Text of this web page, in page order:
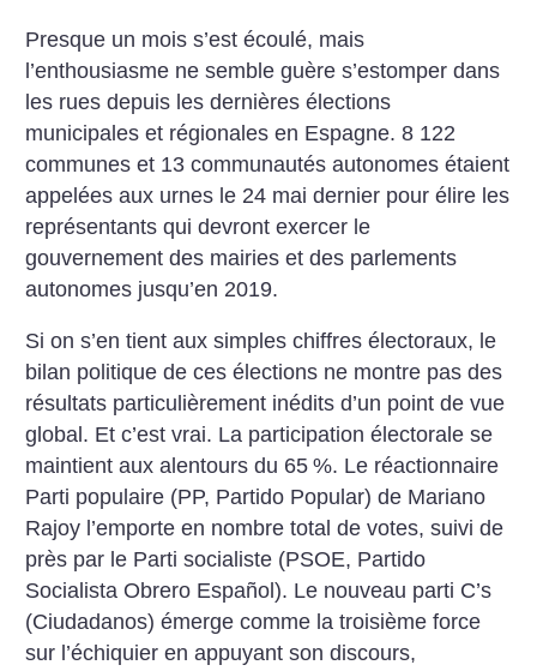
Presque un mois s’est écoulé, mais
l’enthousiasme ne semble guère s’estomper dans
les rues depuis les dernières élections
municipales et régionales en Espagne. 8 122
communes et 13 communautés autonomes étaient
appelées aux urnes le 24 mai dernier pour élire les
représentants qui devront exercer le
gouvernement des mairies et des parlements
autonomes jusqu’en 2019.
Si on s’en tient aux simples chiffres électoraux, le
bilan politique de ces élections ne montre pas des
résultats particulièrement inédits d’un point de vue
global. Et c’est vrai. La participation électorale se
maintient aux alentours du 65 %. Le réactionnaire
Parti populaire (PP, Partido Popular) de Mariano
Rajoy l’emporte en nombre total de votes, suivi de
près par le Parti socialiste (PSOE, Partido
Socialista Obrero Español). Le nouveau parti C’s
(Ciudadanos) émerge comme la troisième force
sur l’échiquier en appuyant son discours,